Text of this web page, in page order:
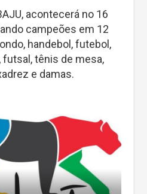
acontecerá no 16
campeões em 12
handebol, futebol,
tênis de mesa,
e damas.